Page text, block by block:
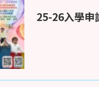
25-26入學申